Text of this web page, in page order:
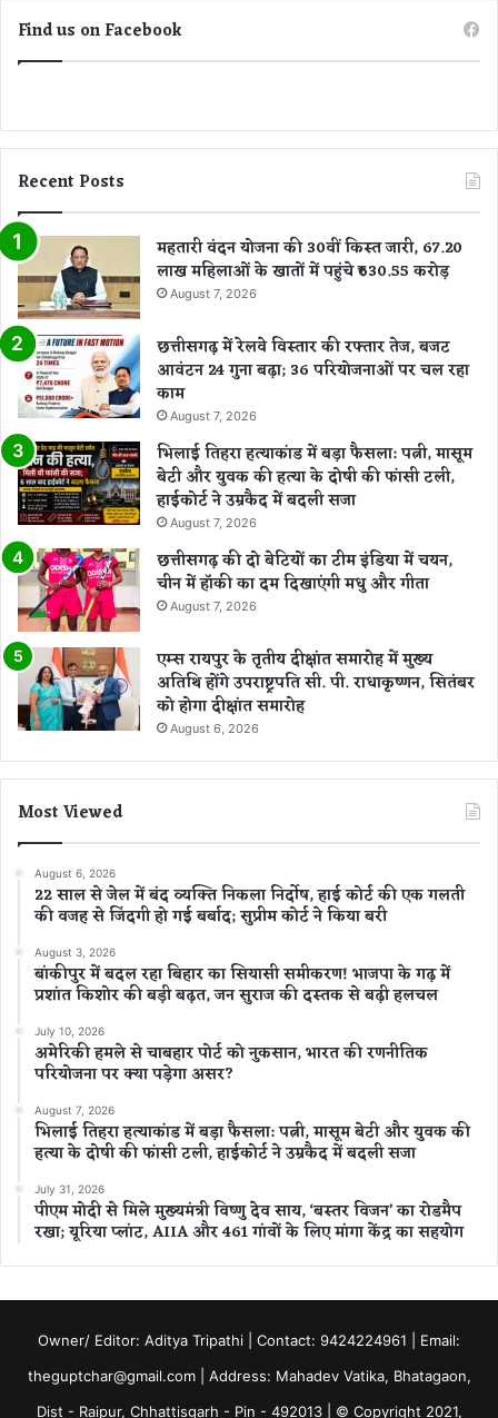
Find us on Facebook
Recent Posts
महतारी वंदन योजना की 30वीं किस्त जारी, 67.20
लाख महिलाओं के खातों में पहुंचे ₹630.55 करोड़
August 7, 2026
छत्तीसगढ़ में रेलवे विस्तार की रफ्तार तेज, बजट
आवंटन 24 गुना बढ़ा; 36 परियोजनाओं पर चल रहा
काम
August 7, 2026
भिलाई तिहरा हत्याकांड में बड़ा फैसला: पत्नी, मासूम
बेटी और युवक की हत्या के दोषी की फांसी टली,
हाईकोर्ट ने उम्रकैद में बदली सजा
August 7, 2026
छत्तीसगढ़ की दो बेटियों का टीम इंडिया में चयन,
चीन में हॉकी का दम दिखाएंगी मधु और गीता
August 7, 2026
एम्स रायपुर के तृतीय दीक्षांत समारोह में मुख्य
अतिथि होंगे उपराष्ट्रपति सी. पी. राधाकृष्णन, सितंबर
को होगा दीक्षांत समारोह
August 6, 2026
Most Viewed
August 6, 2026
22 साल से जेल में बंद व्यक्ति निकला निर्दोष, हाई कोर्ट की एक गलती
की वजह से जिंदगी हो गई बर्बाद; सुप्रीम कोर्ट ने किया बरी
August 3, 2026
बांकीपुर में बदल रहा बिहार का सियासी समीकरण! भाजपा के गढ़ में
प्रशांत किशोर की बड़ी बढ़त, जन सुराज की दस्तक से बढ़ी हलचल
July 10, 2026
अमेरिकी हमले से चाबहार पोर्ट को नुकसान, भारत की रणनीतिक
परियोजना पर क्या पड़ेगा असर?
August 7, 2026
भिलाई तिहरा हत्याकांड में बड़ा फैसला: पत्नी, मासूम बेटी और युवक की
हत्या के दोषी की फांसी टली, हाईकोर्ट ने उम्रकैद में बदली सजा
July 31, 2026
पीएम मोदी से मिले मुख्यमंत्री विष्णु देव साय, ‘बस्तर विजन’ का रोडमैप
रखा; यूरिया प्लांट, AIIA और 461 गांवों के लिए मांगा केंद्र का सहयोग
Owner/ Editor: Aditya Tripathi | Contact: 9424224961 | Email:
theguptchar@gmail.com | Address: Mahadev Vatika, Bhatagaon,
Dist - Raipur, Chhattisgarh - Pin - 492013 | © Copyright 2021,